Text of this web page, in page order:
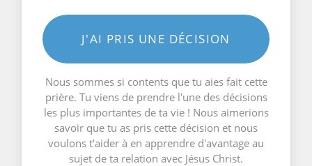
J'AI PRIS UNE DÉCISION
Nous sommes si contents que tu aies fait cette
prière. Tu viens de prendre l'une des décisions
les plus importantes de ta vie ! Nous aimerions
savoir que tu as pris cette décision et nous
voulons t'aider à en apprendre d'avantage au
sujet de ta relation avec Jésus Christ.